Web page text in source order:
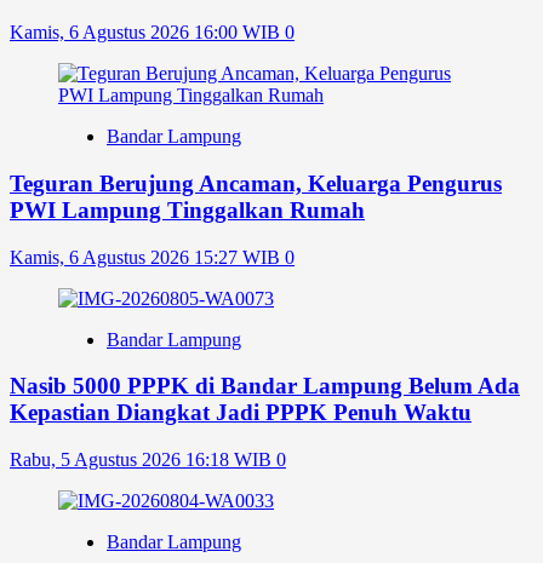
Kamis, 6 Agustus 2026 16:00 WIB 0
Bandar Lampung
Teguran Berujung Ancaman, Keluarga Pengurus
PWI Lampung Tinggalkan Rumah
Kamis, 6 Agustus 2026 15:27 WIB 0
Bandar Lampung
Nasib 5000 PPPK di Bandar Lampung Belum Ada
Kepastian Diangkat Jadi PPPK Penuh Waktu
Rabu, 5 Agustus 2026 16:18 WIB 0
Bandar Lampung